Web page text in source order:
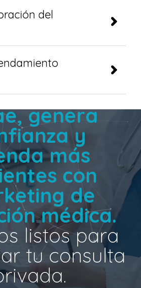
del
genera
y
más
con
de
médica.
listos para
tu consulta